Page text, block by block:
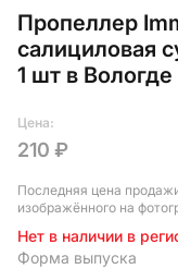
Пропеллер
салициловая
1 шт в Вологде
Цена:
210 ₽
Последняя цена
изображённого на
Нет в наличии в
Форма выпуска